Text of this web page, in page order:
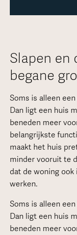
Slapen en
begane
Soms is alleen
Dan ligt een huis
beneden meer
belangrijkste
maakt het huis
minder vooruit te
dat de woning
werken.
Soms is alleen
Dan ligt een huis
beneden meer